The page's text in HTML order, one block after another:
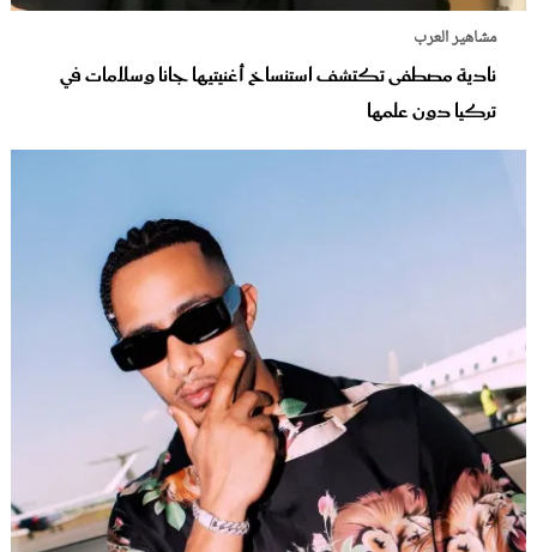
مشاهير العرب
نادية مصطفى تكتشف استنساخ أغنيتيها جانا وسلامات في
تركيا دون علمها